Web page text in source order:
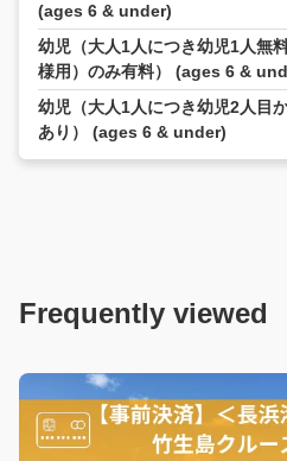
(ages 6 & under)
幼児（大人1人につき幼児1人無
様用）のみ有料） (ages 6 &
幼児（大人1人につき幼児2人目
あり） (ages 6 & under)
Frequently viewed